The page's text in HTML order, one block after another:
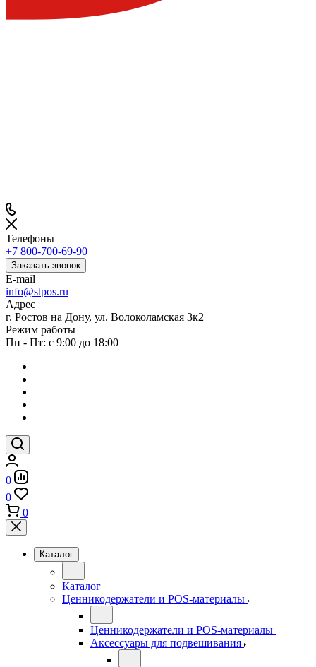
Телефоны
+7 800-700-69-90
Заказать звонок
E-mail
info@stpos.ru
Адрес
г. Ростов на Дону, ул. Волоколамская 3к2
Режим работы
Пн - Пт: с 9:00 до 18:00
0
0
0
Каталог
Каталог
Ценникодержатели и POS-материалы
Ценникодержатели и POS-материалы
Аксессуары для подвешивания